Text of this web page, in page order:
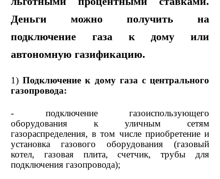
Деньги можно получить на
подключение газа к дому или
автономную газификацию.
1)Подключение к дому газа с центрального
газопровода:
- подключение газоиспользующего
оборудования к уличным сетям
газораспределения, в том числе приобретение и
установка газового оборудования (газовый
котел, газовая плита, счетчик, трубы для
подключения газопровода);